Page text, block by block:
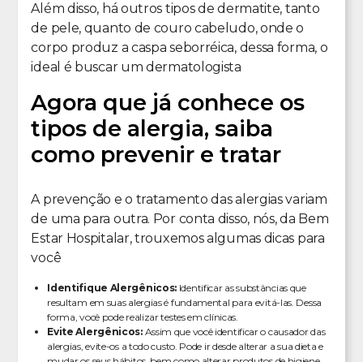
Além disso, há outros tipos de dermatite, tanto
de pele, quanto de couro cabeludo, onde o
corpo produz a caspa seborréica, dessa forma, o
ideal é buscar um dermatologista
Agora que já conhece os
tipos de alergia, saiba
como prevenir e tratar
A prevenção e o tratamento das alergias variam
de uma para outra. Por conta disso, nós, da Bem
Estar Hospitalar, trouxemos algumas dicas para
você
Identifique Alergênicos: Identificar as substâncias que
resultam em suas alergias é fundamental para evitá-las. Dessa
forma, você pode realizar testes em clínicas.
Evite Alergênicos:Assim que você identificar o causador das
alergias, evite-os a todo custo. Pode ir desde alterar a sua dieta e